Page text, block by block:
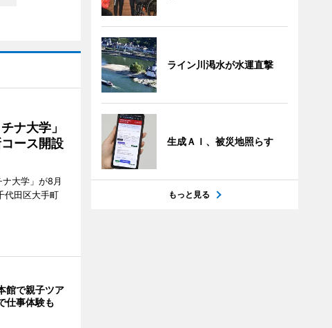
ナ大学」
ース開設
大学」が8月
代田区大手町
館で親子ツア
仕事体験も
ライン川渇水が水運直撃
生成ＡＩ、被災地照らす
もっと見る